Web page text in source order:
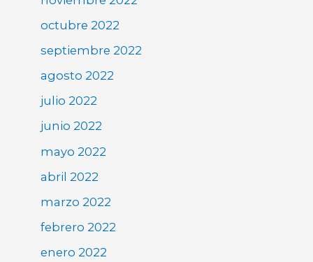
octubre 2022
septiembre 2022
agosto 2022
julio 2022
junio 2022
mayo 2022
abril 2022
marzo 2022
febrero 2022
enero 2022